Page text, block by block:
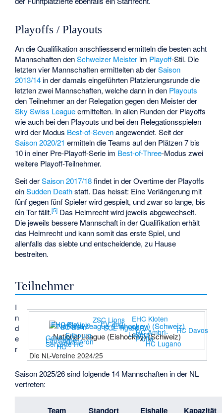
Playoffs / Playouts
An die Qualifikation anschliessend ermitteln die besten acht
Mannschaften denSchweizer Meister im Playoff-Stil. Die
letzten vier Mannschaften ermittelten ab derSaison
2013/14 in der damals eingeführten Platzierungsrunde die
letzten zwei Mannschaften, welche dann in den Playouts
den Teilnehmer an der Relegation gegen den Meister der
Sky Swiss Leagueermittelten. In allen Runden der Playoffs
wie auch bei den Playouts und bei den Relegationsspielen
wird der Modus Best-of-Sevenangewendet. Seit der
Saison 2020/21 ermitteln die Teams auf den Plätzen 7 bis
10 in einer Pre-Playoff-Serie im Best-of-Three-Modus zwei
weitere Playoff-Teilnehmer.
Seit derSaison 2017/18findet in der Overtime der Playoffs
einSudden Deathstatt. Das heisst: Eine Verlängerung mit
fünf gegen fünf Spieler wird gespielt, und zwar so lange, bis
ein Tor fällt.[5] Das Heimrecht wird jeweils abgewechselt.
Die jeweils bessere Mannschaft in der Qualifikation erhält
das Heimrecht und kann somit das erste Spiel, und
allenfalls das siebte und entscheidende, zu Hause
bestreiten.
Teilnehmer
National League (Eishockey) (Schweiz)
HC Ajoie
HC Ambrì-
Piotta
EHC Biel
SC Bern HC Davos
Fribourg-
Gottéron
Genève-
Servette HC
EHC Kloten
HC Lugano
SCRJ
Lakers
SCL Tigers
Lausanne
HC
ZSC Lions
EV Zug
Die NL-Vereine 2024/25
I
n
d
e
r
Saison 2025/26sind folgende 14 Mannschaften in der NL
vertreten:
Team Standort Eishalle Kapazität